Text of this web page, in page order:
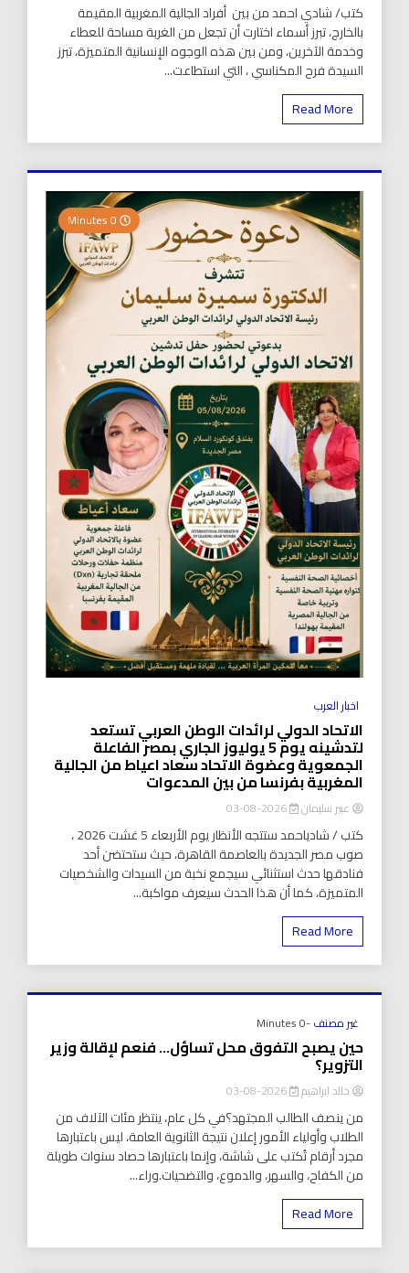
كتب/ شادي احمد من بين أفراد الجالية المغربية المقيمة
بالخارج، تبرز أسماء اختارت أن تجعل من الغربة مساحة للعطاء
وخدمة الآخرين، ومن بين هذه الوجوه الإنسانية المتميزة، تبرز
السيدة فرح المكناسي ، التي استطاعت...
Read More
اخبار العرب
الاتحاد الدولي لرائدات الوطن العربي تستعد
لتدشينه يوم 5 يوليوز الجاري بمصر الفاعلة
الجمعوية وعضوة الاتحاد سعاد اعياط من الجالية
المغربية بفرنسا من بين المدعوات
عبير سليمان 2026-08-03
كتب / شادياحمد ستتجه الأنظار يوم الأربعاء 5 غشت 2026 ،
صوب مصر الجديدة بالعاصمة القاهرة، حيث ستحتضن أحد
فنادقها حدث استثنائي سيجمع نخبة من السيدات والشخصيات
المتميزة، كما أن هذا الحدث سيعرف مواكبة...
Read More
غير مصنف-0 Minutes
حين يصبح التفوق محل تساؤل… فنعم لإقالة وزير
التزوير؟
خالد ابراهيم 2026-08-03
من ينصف الطالب المجتهد؟في كل عام، ينتظر مئات الآلاف من
الطلاب وأولياء الأمور إعلان نتيجة الثانوية العامة، ليس باعتبارها
مجرد أرقام تُكتب على شاشة، وإنما باعتبارها حصاد سنوات طويلة
من الكفاح، والسهر، والدموع، والتضحيات.وراء...
Read More